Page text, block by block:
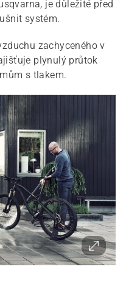
je důležité před
systém.
zachyceného v
plynulý průtok
s tlakem.